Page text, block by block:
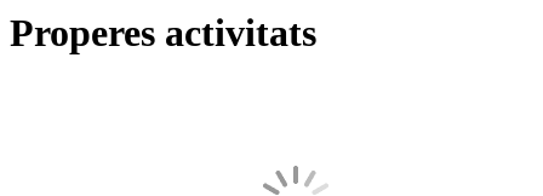
Properes activitats